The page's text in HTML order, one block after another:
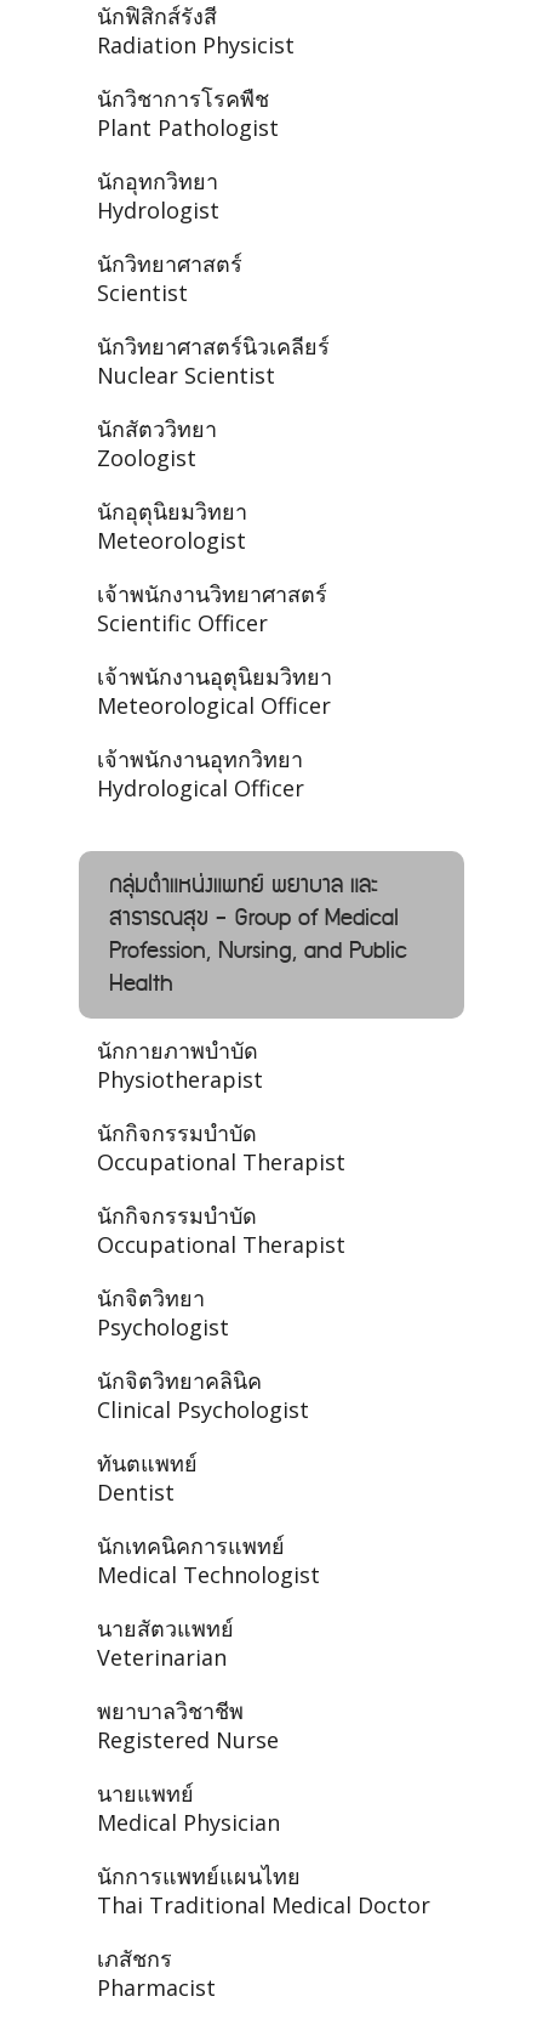
นักฟิสิกส์รังสี
Radiation Physicist
นักวิชาการโรคพืช
Plant Pathologist
นักอุทกวิทยา
Hydrologist
นักวิทยาศาสตร์
Scientist
นักวิทยาศาสตร์นิวเคลียร์
Nuclear Scientist
นักสัตววิทยา
Zoologist
นักอุตุนิยมวิทยา
Meteorologist
เจ้าพนักงานวิทยาศาสตร์
Scientific Officer
เจ้าพนักงานอุตุนิยมวิทยา
Meteorological Officer
เจ้าพนักงานอุทกวิทยา
Hydrological Officer
กลุ่มตำแหน่งแพทย์ พยาบาล และ
สาธารณสุข - Group of Medical
Profession, Nursing, and Public
Health
นักกายภาพบำบัด
Physiotherapist
นักกิจกรรมบำบัด
Occupational Therapist
นักกิจกรรมบำบัด
Occupational Therapist
นักจิตวิทยา
Psychologist
นักจิตวิทยาคลินิค
Clinical Psychologist
ทันตแพทย์
Dentist
นักเทคนิคการแพทย์
Medical Technologist
นายสัตวแพทย์
Veterinarian
พยาบาลวิชาชีพ
Registered Nurse
นายแพทย์
Medical Physician
นักการแพทย์แผนไทย
Thai Traditional Medical Doctor
เภสัชกร
Pharmacist